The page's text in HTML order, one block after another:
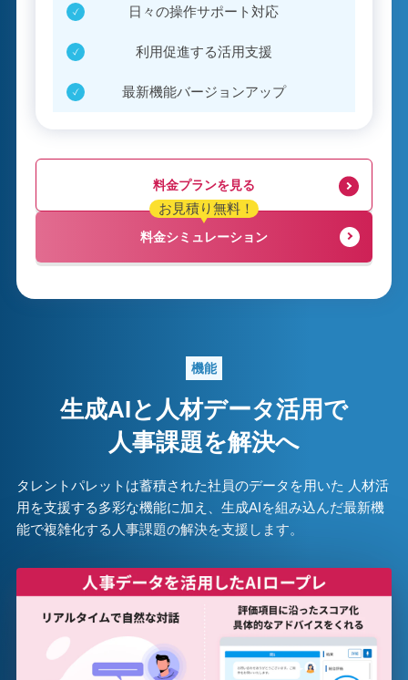
日々の操作サポート対応
利用促進する活用支援
最新機能バージョンアップ
料金プランを見る
お見積り無料！
料金シミュレーション
機能
生成AIと人材データ活用で
人事課題を解決へ
タレントパレットは蓄積された社員のデータを用いた 人材活
用を支援する多彩な機能に加え、生成AIを組み込んだ最新機
能で複雑化する人事課題の解決を支援します。